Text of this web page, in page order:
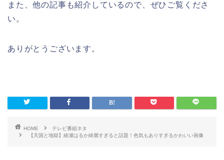
また、他の記事も紹介しているので、ぜひご覧くださ
い。
ありがとうございます。
HOME
テレビ番組ネタ
【天国と地獄】綾瀬はるか綺麗すぎると話題！色気もありすぎるかわいい画像